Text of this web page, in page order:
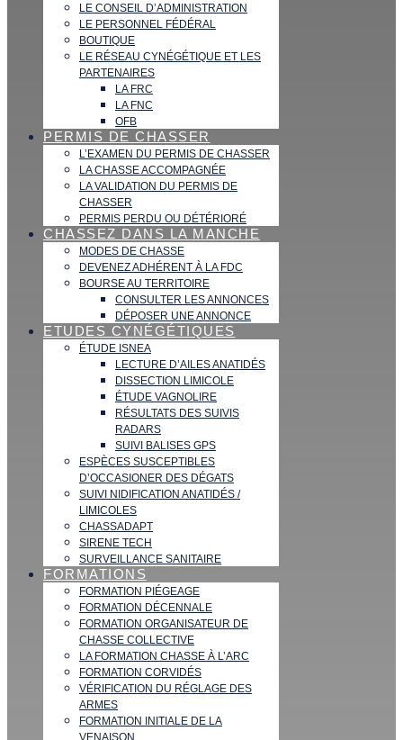
LE CONSEIL D’ADMINISTRATION
LE PERSONNEL FÉDÉRAL
BOUTIQUE
LE RÉSEAU CYNÉGÉTIQUE ET LES
PARTENAIRES
LA FRC
LA FNC
OFB
PERMIS DE CHASSER
L’EXAMEN DU PERMIS DE CHASSER
LA CHASSE ACCOMPAGNÉE
LA VALIDATION DU PERMIS DE
CHASSER
PERMIS PERDU OU DÉTÉRIORÉ
CHASSEZ DANS LA MANCHE
MODES DE CHASSE
DEVENEZ ADHÉRENT À LA FDC
BOURSE AU TERRITOIRE
CONSULTER LES ANNONCES
DÉPOSER UNE ANNONCE
ETUDES CYNÉGÉTIQUES
ÉTUDE ISNEA
LECTURE D’AILES ANATIDÉS
DISSECTION LIMICOLE
ÉTUDE VAGNOLIRE
RÉSULTATS DES SUIVIS
RADARS
SUIVI BALISES GPS
ESPÈCES SUSCEPTIBLES
D’OCCASIONER DES DÉGATS
SUIVI NIDIFICATION ANATIDÉS /
LIMICOLES
CHASSADAPT
SIRENE TECH
SURVEILLANCE SANITAIRE
FORMATIONS
FORMATION PIÉGEAGE
FORMATION DÉCENNALE
FORMATION ORGANISATEUR DE
CHASSE COLLECTIVE
LA FORMATION CHASSE À L’ARC
FORMATION CORVIDÉS
VÉRIFICATION DU RÉGLAGE DES
ARMES
FORMATION INITIALE DE LA
VENAISON